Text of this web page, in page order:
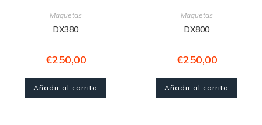
Maquetas
DX380
€250,00
Añadir al carrito
Maquetas
DX800
€250,00
Añadir al carrito